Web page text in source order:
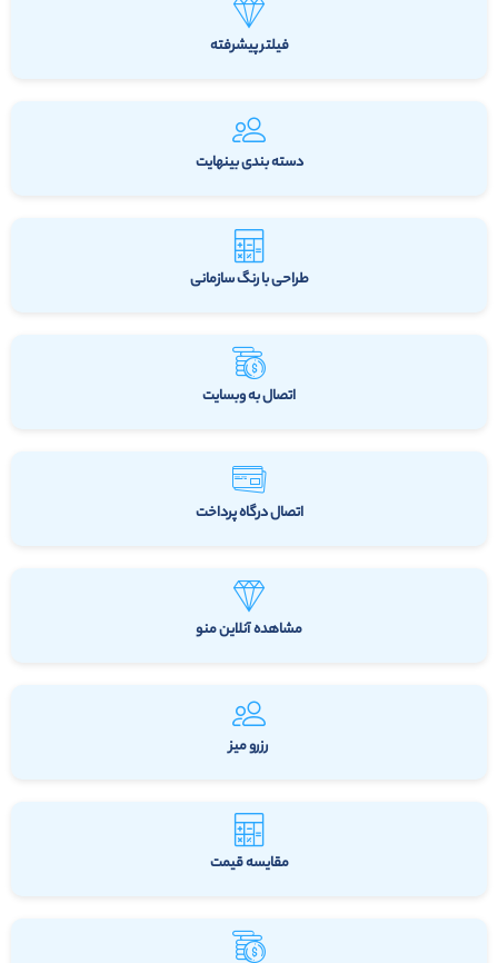
فیلتر پیشرفته
دسته بندی بینهایت
طراحی با رنگ سازمانی
اتصال به وبسایت
اتصال درگاه پرداخت
مشاهده آنلاین منو
رزرو میز
مقایسه قیمت